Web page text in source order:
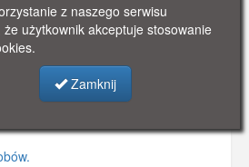
opatów,
z naszego serwisu
że użytkownik akceptuje stosowanie
Zamknij